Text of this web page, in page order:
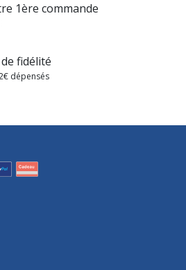
1ère commande
fidélité
dépensés